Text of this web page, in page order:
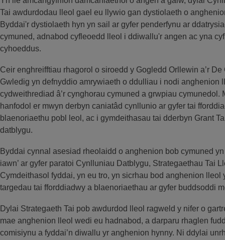
Tai awdurdodau lleol gael eu llywio gan dystiolaeth o
Byddai'r dystiolaeth hyn yn sail ar gyfer penderfynu ar
cymuned, adnabod cyfleoedd lleol i ddiwallu'r angen ac yna
cyhoeddus.
Ceir enghreifftiau rhagorol o siroedd y Gogledd Orllewin a’r
Gwledig yn defnyddio amrywiaeth o ddulliau i nodi anghenion
cydweithrediad â’r cynghorau cymuned a grwpiau cymunedol.
hanfodol er mwyn derbyn caniatâd cynllunio ar gyfer tai
blaenoriaethu pobl leol, ac i gymdeithasau tai dderbyn Grant
datblygu.
Byddai cynnal asesiad rheolaidd o anghenion bob cymuned
iawn’ ar gyfer paratoi Cynlluniau Datblygu, Strategaethau Tai
Cymdeithasol fyddai, yn eu tro, yn sicrhau bod anghenion lleol
targedau tai fforddiadwy a blaenoriaethau ar gyfer buddsoddi
Dylai Strategaeth Tai pob awdurdod lleol ragweld y nifer o
mae anghenion lleol wedi eu hadnabod, a darparu rhaglen
comisiynu a fyddai’n diwallu yr anghenion hynny. Ni ddylai